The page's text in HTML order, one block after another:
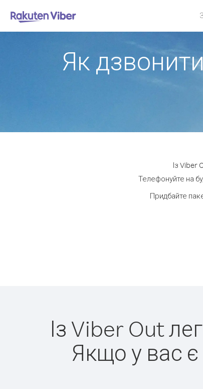
Як
Із Viber
Телефонуйте на
Придбайте
Із Viber Out
Якщо у вас